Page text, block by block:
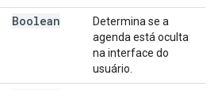
Boolean
Determina se a
agenda está oculta
na interface do
usuário.